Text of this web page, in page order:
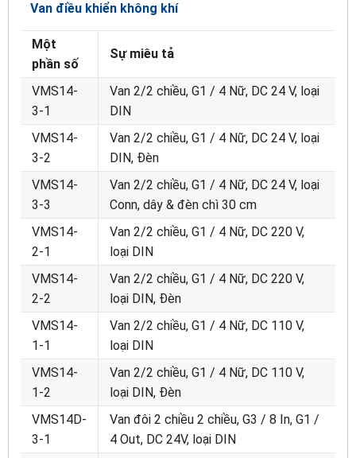
Van điều khiển không khí
Một
phần số
Sự miêu tả
VMS14-
3-1
Van 2/2 chiều, G1 / 4 Nữ, DC 24 V, loại
DIN
VMS14-
3-2
Van 2/2 chiều, G1 / 4 Nữ, DC 24 V, loại
DIN, Đèn
VMS14-
3-3
Van 2/2 chiều, G1 / 4 Nữ, DC 24 V, loại
Conn, dây & đèn chì 30 cm
VMS14-
2-1
Van 2/2 chiều, G1 / 4 Nữ, DC 220 V,
loại DIN
VMS14-
2-2
Van 2/2 chiều, G1 / 4 Nữ, DC 220 V,
loại DIN, Đèn
VMS14-
1-1
Van 2/2 chiều, G1 / 4 Nữ, DC 110 V,
loại DIN
VMS14-
1-2
Van 2/2 chiều, G1 / 4 Nữ, DC 110 V,
loại DIN, Đèn
VMS14D-
3-1
Van đôi 2 chiều 2 chiều, G3 / 8 In, G1 /
4 Out, DC 24V, loại DIN